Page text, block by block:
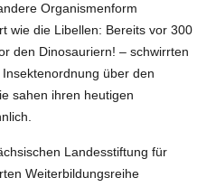
Organismenform
wie die Libellen: Bereits vor 300
den Dinosauriern! – schwirrten
über den
sahen ihren heutigen
Landesstiftung für
Weiterbildungsreihe